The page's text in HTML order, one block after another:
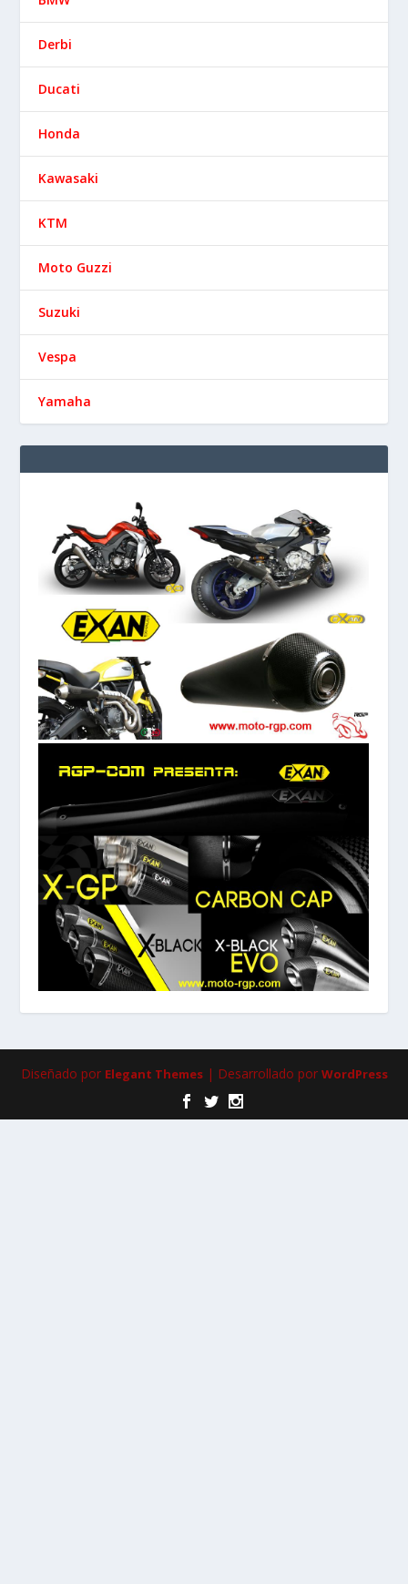
Derbi
Ducati
Honda
Kawasaki
KTM
Moto Guzzi
Suzuki
Vespa
Yamaha
Diseñado por Elegant Themes| Desarrollado por WordPress